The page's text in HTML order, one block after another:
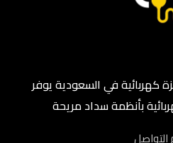
كهربائية في السعودية يوفر
بأنظمة سداد مريحة
التواصل